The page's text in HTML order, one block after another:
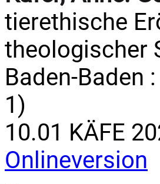
tierethische
theologischer
Baden-Baden
1)
10.01 KÄFE
Onlineversion